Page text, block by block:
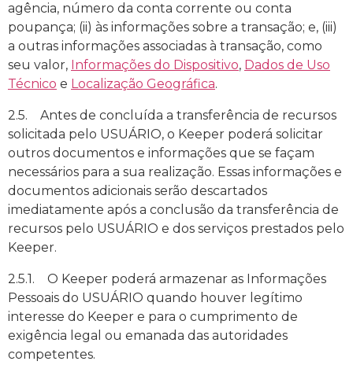
agência, número da conta corrente ou conta
poupança; (ii) às informações sobre a transação; e, (iii)
a outras informações associadas à transação, como
seu valor, Informações do Dispositivo, Dados de Uso
Técnico e Localização Geográfica.
2.5. Antes de concluída a transferência de recursos
solicitada pelo USUÁRIO, o Keeper poderá solicitar
outros documentos e informações que se façam
necessários para a sua realização. Essas informações e
documentos adicionais serão descartados
imediatamente após a conclusão da transferência de
recursos pelo USUÁRIO e dos serviços prestados pelo
Keeper.
2.5.1. O Keeper poderá armazenar as Informações
Pessoais do USUÁRIO quando houver legítimo
interesse do Keeper e para o cumprimento de
exigência legal ou emanada das autoridades
competentes.